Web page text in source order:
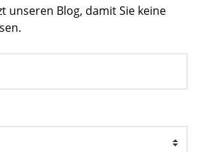
unseren Blog, damit Sie keine